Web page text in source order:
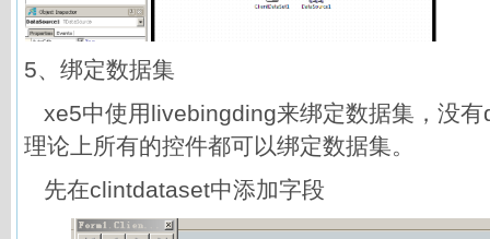
5、绑定数据集
xe5中使用livebingding来绑定数据集，没
理论上所有的控件都可以绑定数据集。
先在clintdataset中添加字段